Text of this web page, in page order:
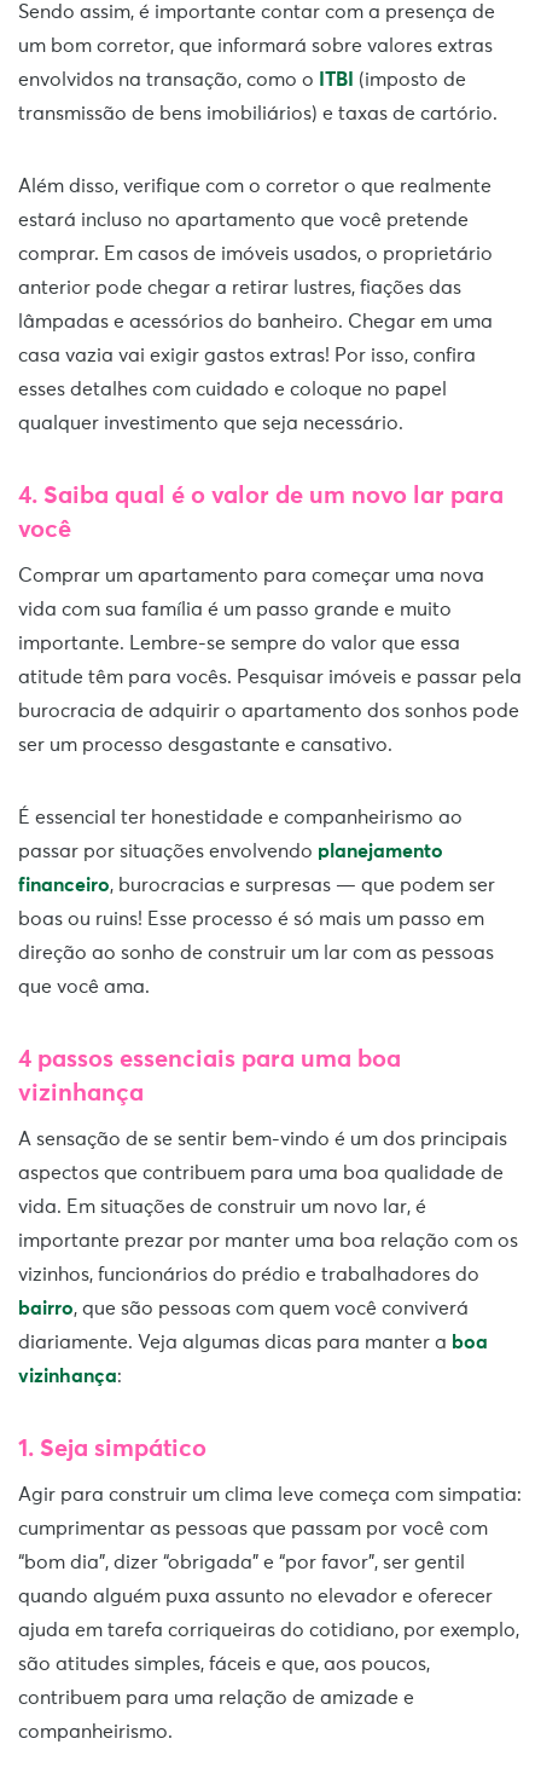
Sendo assim, é importante contar com a presença de
um bom corretor, que informará sobre valores extras
envolvidos na transação, como o ITBI
(imposto de
transmissão de bens imobiliários) e taxas de cartório.
Além disso, verifique com o corretor o que realmente
estará incluso no apartamento que você pretende
comprar. Em casos de imóveis usados, o proprietário
anterior pode chegar a retirar lustres, fiações das
lâmpadas e acessórios do banheiro. Chegar em uma
casa vazia vai exigir gastos extras! Por isso, confira
esses detalhes com cuidado e coloque no papel
qualquer investimento que seja necessário.
4. Saiba qual é o valor de um novo lar para
você
Comprar um apartamento para começar uma nova
vida com sua família é um passo grande e muito
importante. Lembre-se sempre do valor que essa
atitude têm para vocês. Pesquisar imóveis e passar pela
burocracia de adquirir o apartamento dos sonhos pode
ser um processo desgastante e cansativo.
É essencial ter honestidade e companheirismo ao
passar por situações envolvendo planejamento
financeiro, burocracias e surpresas — que podem ser
boas ou ruins! Esse processo é só mais um passo em
direção ao sonho de construir um lar com as pessoas
que você ama.
4 passos essenciais para uma boa
vizinhança
A sensação de se sentir bem-vindo é um dos principais
aspectos que contribuem para uma boa qualidade de
vida. Em situações de construir um novo lar, é
importante prezar por manter uma boa relação com os
vizinhos, funcionários do prédio e trabalhadores do
bairro, que são pessoas com quem você conviverá
diariamente. Veja algumas dicas para manter a boa
vizinhança:
1. Seja simpático
Agir para construir um clima leve começa com simpatia:
cumprimentar as pessoas que passam por você com
“bom dia”, dizer “obrigada” e “por favor”, ser gentil
quando alguém puxa assunto no elevador e oferecer
ajuda em tarefa corriqueiras do cotidiano, por exemplo,
são atitudes simples, fáceis e que, aos poucos,
contribuem para uma relação de amizade e
companheirismo.